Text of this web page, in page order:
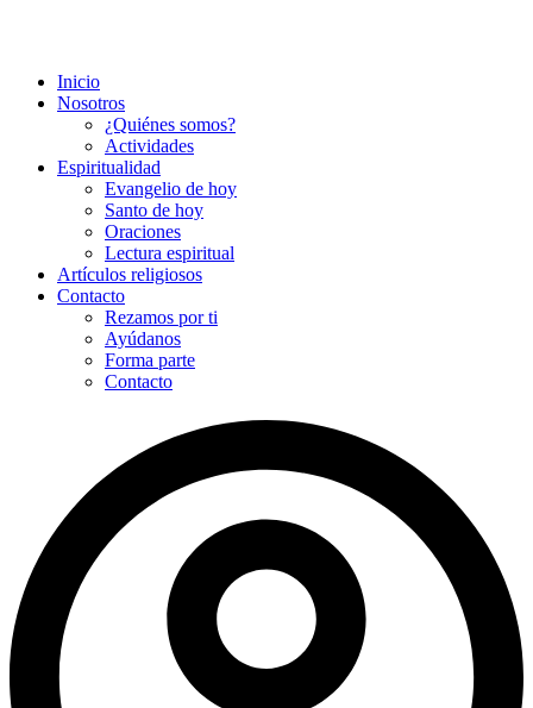
Inicio
Nosotros
¿Quiénes somos?
Actividades
Espiritualidad
Evangelio de hoy
Santo de hoy
Oraciones
Lectura espiritual
Artículos religiosos
Contacto
Rezamos por ti
Ayúdanos
Forma parte
Contacto